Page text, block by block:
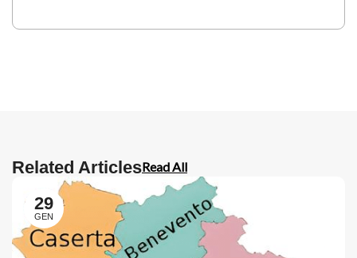
Related ArticlesRead All
29
GEN